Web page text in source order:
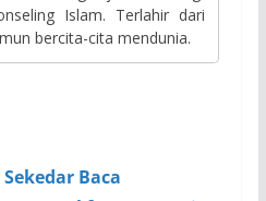
Islam. Terlahir dari
bercita-cita mendunia.
Baca